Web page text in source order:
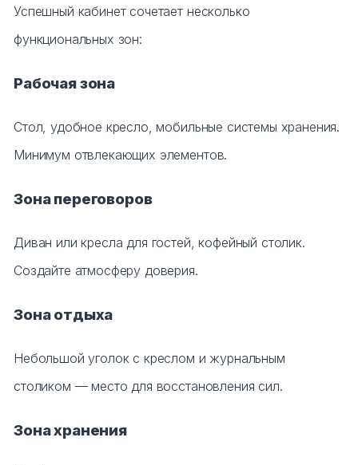
Успешный кабинет сочетает несколько
функциональных зон:
Рабочая зона
Стол, удобное кресло, мобильные системы хранения.
Минимум отвлекающих элементов.
Зона переговоров
Диван или кресла для гостей, кофейный столик.
Создайте атмосферу доверия.
Зона отдыха
Небольшой уголок с креслом и журнальным
столиком — место для восстановления сил.
Зона хранения